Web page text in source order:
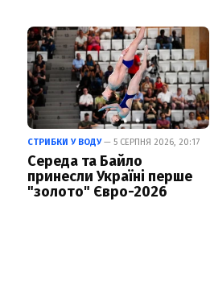
СТРИБКИ У ВОДУ— 5 СЕРПНЯ 2026, 20:17
Середа та Байло
принесли Україні перше
"золото" Євро-2026